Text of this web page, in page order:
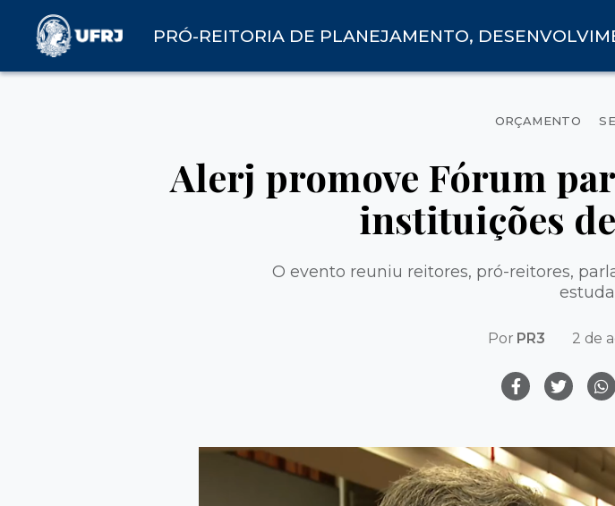
PRÓ-REITORIA DE PLANEJAMENTO,
ORÇAMENTO
Alerj promove Fórum
instituições
O evento reuniu reitores, pró-reitores,
Por PR3 2 de